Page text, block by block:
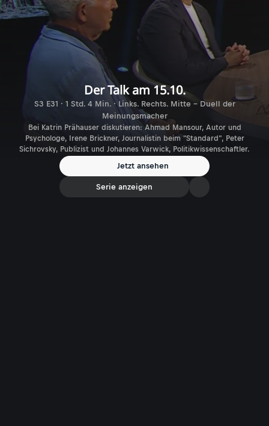
Der Talk am 15.10.
S3 E31 · 1 Std. 4 Min. · Links. Rechts. Mitte - Duell der
Meinungsmacher
Bei Katrin Prähauser diskutieren: Ahmad Mansour, Autor und
Psychologe, Irene Brickner, Journalistin beim "Standard“, Peter
Sichrovsky, Publizist und Johannes Varwick, Politikwissenschaftler.
Jetzt ansehen
Serie anzeigen